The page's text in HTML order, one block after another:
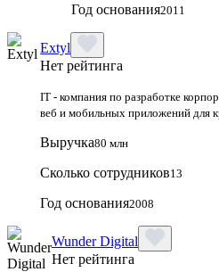
Год основания2011
Extyl
Нет рейтинга
IT - компания по разработке
веб и мобильных приложений для
Выручка80 млн
Сколько сотрудников13
Год основания2008
Wunder Digital
Нет рейтинга